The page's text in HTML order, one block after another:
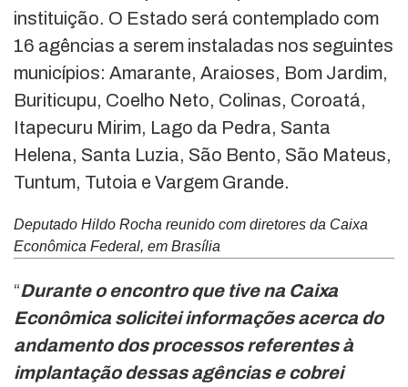
instituição. O Estado será contemplado com
16 agências a serem instaladas nos seguintes
municípios: Amarante, Araioses, Bom Jardim,
Buriticupu, Coelho Neto, Colinas, Coroatá,
Itapecuru Mirim, Lago da Pedra, Santa
Helena, Santa Luzia, São Bento, São Mateus,
Tuntum, Tutoia e Vargem Grande.
Deputado Hildo Rocha reunido com diretores da Caixa
Econômica Federal, em Brasília
“Durante o encontro que tive na Caixa
Econômica solicitei informações acerca do
andamento dos processos referentes à
implantação dessas agências e cobrei